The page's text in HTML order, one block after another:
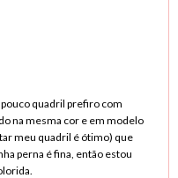
pouco quadril prefiro com
na mesma cor e em modelo
meu quadril é ótimo) que
perna é fina, então estou